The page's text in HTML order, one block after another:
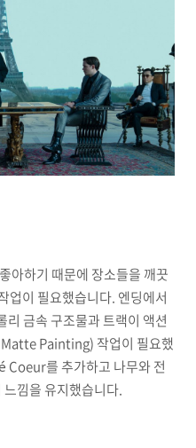
아하기 때문에 장소들을 깨끗
업이 필요했습니다. 엔딩에서
리 금속 구조물과 트랙이 액션
Painting) 작업이 필요했
Coeur를 추가하고 나무와 전
낌을 유지했습니다.